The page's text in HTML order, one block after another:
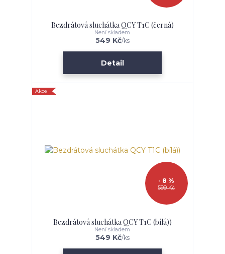
Bezdrátová sluchátka QCY T1C (černá)
549 Kč/ks
Není skladem
Detail
Akce
599 Kč
- 8 %
Bezdrátová sluchátka QCY T1C (bílá))
549 Kč/ks
Není skladem